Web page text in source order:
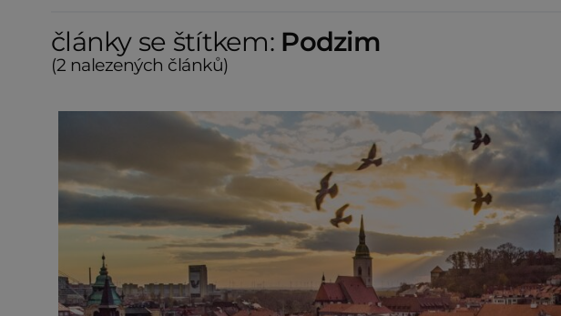
články se štítkem: Podzim
(2 nalezených článků)